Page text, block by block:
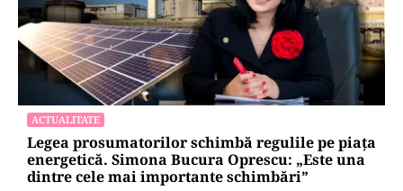
ACTUALITATE
Legea prosumatorilor schimbă regulile pe piața
energetică. Simona Bucura Oprescu: „Este una
dintre cele mai importante schimbări”